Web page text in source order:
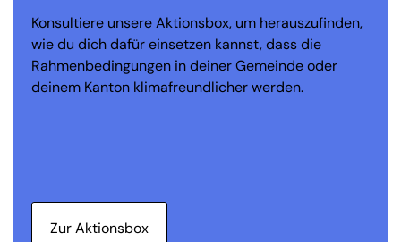
Konsultiere unsere Aktionsbox, um herauszufinden,
wie du dich dafür einsetzen kannst, dass die
Rahmenbedingungen in deiner Gemeinde oder
deinem Kanton klimafreundlicher werden.
Zur Aktionsbox